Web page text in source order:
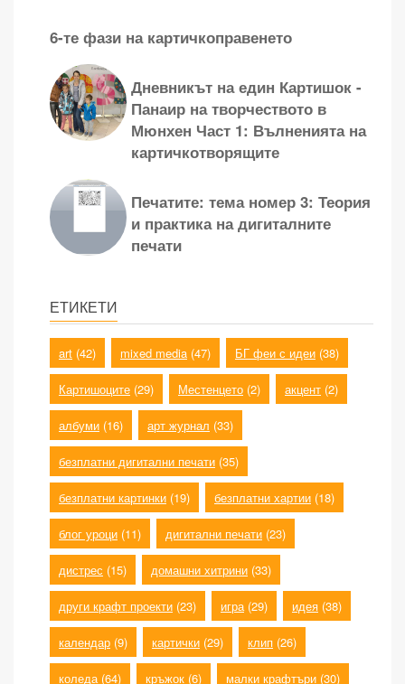
6-те фази на картичкоправенето
Дневникът на един Картишок -
Панаир на творчеството в
Мюнхен Част 1: Вълненията на
картичкотворящите
Печатите: тема номер 3: Теория
и практика на дигиталните
печати
ЕТИКЕТИ
art (42) mixed media (47) БГ феи с идеи (38)
Картишоците (29) Местенцето (2) акцент (2)
албуми (16) арт журнал (33)
безплатни дигитални печати (35)
безплатни картинки (19) безплатни хартии (18)
блог уроци (11) дигитални печати (23)
дистрес (15) домашни хитрини (33)
други крафт проекти (23) игра (29) идея (38)
календар (9) картички (29) клип (26)
коледа (64) кръжок (6) малки крафтъри (30)